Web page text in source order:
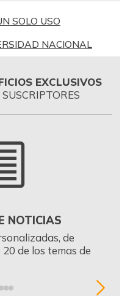
SOLO USO
NACIONAL
EXCLUSIVOS
NOTICIAS
de
de los temas de